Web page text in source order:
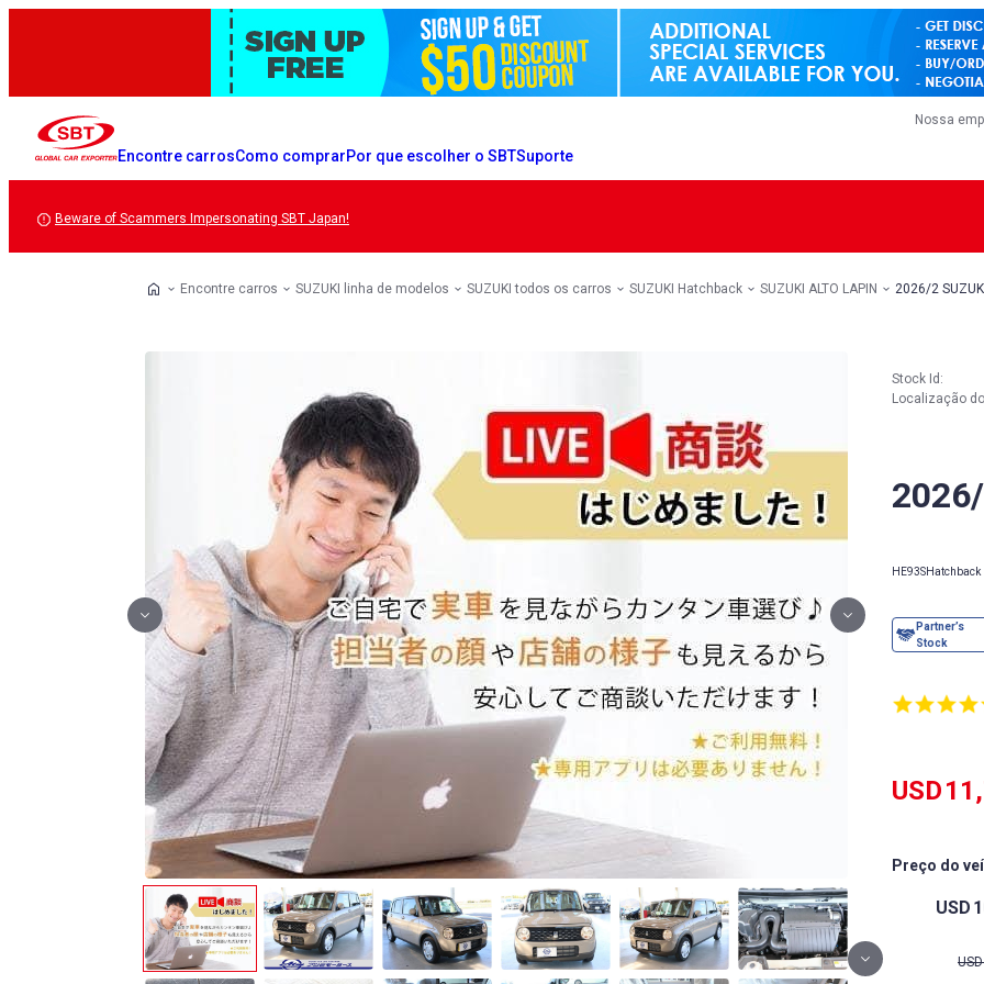
Encontre carrosComo comprarPor que escolher o SBTSuporte
Nossa
Beware of Scammers Impersonating SBT Japan!
Encontre carros SUZUKI linha de modelos SUZUKI todos os carros SUZUKI Hatchback SUZUKI ALTO LAPIN 2026/2
HE93SHatchback
Stock Id:
Localização
USD
Preço do
USD
USD